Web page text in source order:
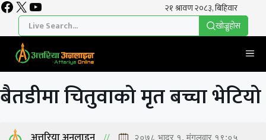
Skip
content
Facebook
X YouTube
खाेज्नुहाेस
बैतडीमा चितुवाको मृत बच्चा भेटियो
२०७८ भाद्र १, मंगलवार १९:०५